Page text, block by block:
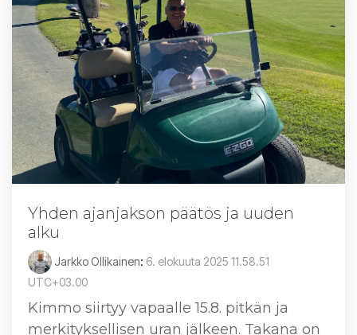
Yhden ajanjakson päätös ja uuden
alku
Jarkko Ollikainen: 6. elokuuta 2025 11.58.51
UTC+03.00
Kimmo siirtyy vapaalle 15.8. pitkän ja
merkityksellisen uran jälkeen. Takana on